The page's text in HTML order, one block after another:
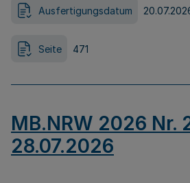
Ausfertigungsdatum
Seite 471
MB.NRW 2026 Nr.
28.07.2026